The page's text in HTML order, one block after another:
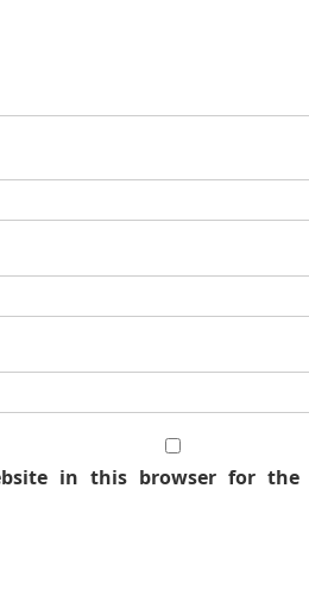
in this browser for